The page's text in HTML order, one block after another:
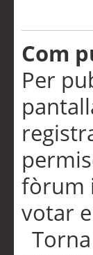
Com
Per
fòrum
votar
Torna